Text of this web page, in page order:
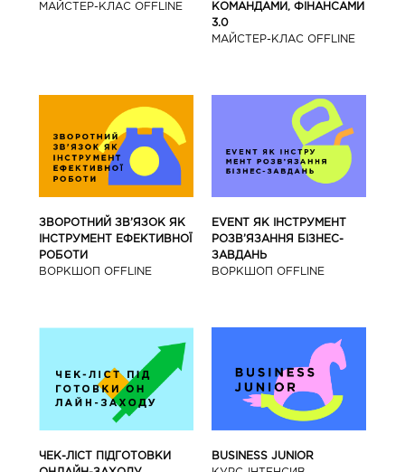
МАЙCТЕР-КЛАС OFFLINE
КОМАНДАМИ, ФІНАНСАМИ
3.0
МАЙCТЕР-КЛАС OFFLINE
ЗВОРОТНИЙ ЗВ’ЯЗОК ЯК
ІНСТРУМЕНТ ЕФЕКТИВНОЇ
РОБОТИ
ВОРКШОП OFFLINE
EVENT ЯК ІНСТРУМЕНТ
РОЗВ’ЯЗАННЯ БІЗНЕС-
ЗАВДАНЬ
ВОРКШОП OFFLINE
ЧЕК-ЛІСТ ПІДГОТОВКИ
BUSINESS JUNIOR